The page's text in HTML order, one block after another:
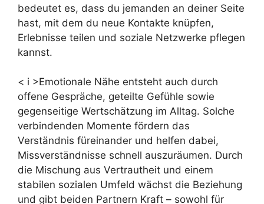
bedeutet es, dass du jemanden an deiner Seite
hast, mit dem du neue Kontakte knüpfen,
Erlebnisse teilen und soziale Netzwerke pflegen
kannst.
< i >Emotionale Nähe entsteht auch durch
offene Gespräche, geteilte Gefühle sowie
gegenseitige Wertschätzung im Alltag. Solche
verbindenden Momente fördern das
Verständnis füreinander und helfen dabei,
Missverständnisse schnell auszuräumen. Durch
die Mischung aus Vertrautheit und einem
stabilen sozialen Umfeld wächst die Beziehung
und gibt beiden Partnern Kraft – sowohl für